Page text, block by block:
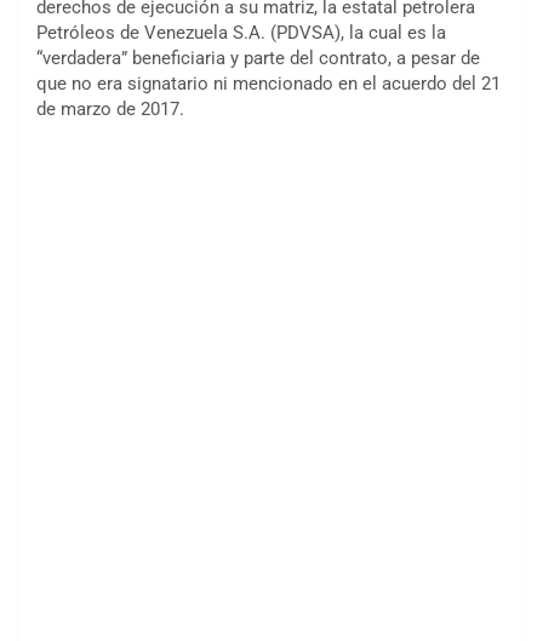
derechos de ejecución a su matriz, la estatal petrolera
Petróleos de Venezuela S.A. (PDVSA), la cual es la
“verdadera” beneficiaria y parte del contrato, a pesar de
que no era signatario ni mencionado en el acuerdo del 21
de marzo de 2017.